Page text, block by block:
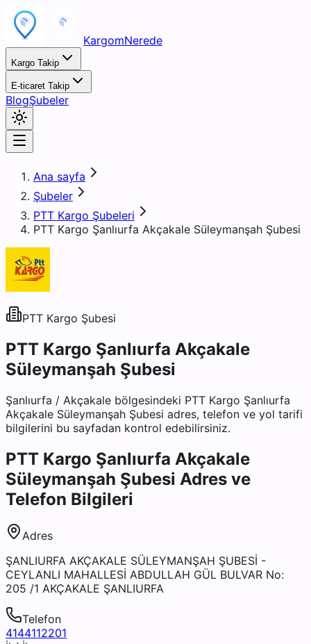
KargomNerede
Kargo Takip
E-ticaret Takip
BlogŞubeler
Ana sayfa
Şubeler
PTT Kargo Şubeleri
PTT Kargo Şanlıurfa Akçakale Süleymanşah Şubesi
PTT Kargo Şubesi
PTT Kargo Şanlıurfa Akçakale
Süleymanşah Şubesi
Şanlıurfa / Akçakale bölgesindeki PTT Kargo Şanlıurfa
Akçakale Süleymanşah Şubesi adres, telefon ve yol tarifi
bilgilerini bu sayfadan kontrol edebilirsiniz.
PTT Kargo Şanlıurfa Akçakale
Süleymanşah Şubesi Adres ve
Telefon Bilgileri
Adres
ŞANLIURFA AKÇAKALE SÜLEYMANŞAH ŞUBESİ -
CEYLANLI MAHALLESİ ABDULLAH GÜL BULVAR No:
205 /1 AKÇAKALE ŞANLIURFA
Telefon
4144112201